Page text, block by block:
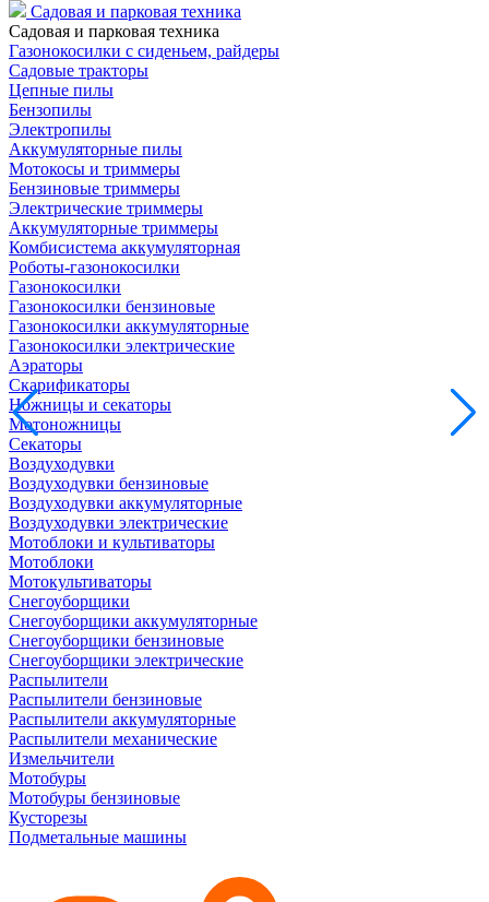
Садовая и парковая техника
Садовая и парковая техника
Газонокосилки с сиденьем, райдеры
Садовые тракторы
Цепные пилы
Бензопилы
Электропилы
Аккумуляторные пилы
Мотокосы и триммеры
Бензиновые триммеры
Электрические триммеры
Аккумуляторные триммеры
Комбисистема аккумуляторная
Роботы-газонокосилки
Газонокосилки
Газонокосилки бензиновые
Газонокосилки аккумуляторные
Газонокосилки электрические
Аэраторы
Скарификаторы
Ножницы и секаторы
Мотоножницы
Секаторы
Воздуходувки
Воздуходувки бензиновые
Воздуходувки аккумуляторные
Воздуходувки электрические
Мотоблоки и культиваторы
Мотоблоки
Мотокультиваторы
Снегоуборщики
Снегоуборщики аккумуляторные
Снегоуборщики бензиновые
Снегоуборщики электрические
Распылители
Распылители бензиновые
Распылители аккумуляторные
Распылители механические
Измельчители
Мотобуры
Мотобуры бензиновые
Кусторезы
Подметальные машины